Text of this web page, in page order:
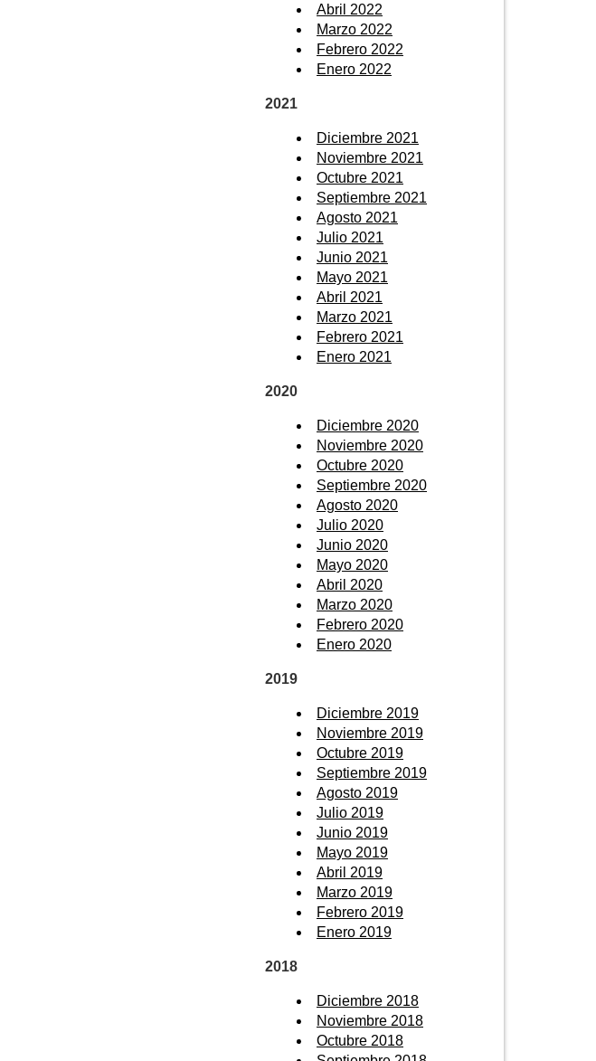
Abril 2022
Marzo 2022
Febrero 2022
Enero 2022
2021
Diciembre 2021
Noviembre 2021
Octubre 2021
Septiembre 2021
Agosto 2021
Julio 2021
Junio 2021
Mayo 2021
Abril 2021
Marzo 2021
Febrero 2021
Enero 2021
2020
Diciembre 2020
Noviembre 2020
Octubre 2020
Septiembre 2020
Agosto 2020
Julio 2020
Junio 2020
Mayo 2020
Abril 2020
Marzo 2020
Febrero 2020
Enero 2020
2019
Diciembre 2019
Noviembre 2019
Octubre 2019
Septiembre 2019
Agosto 2019
Julio 2019
Junio 2019
Mayo 2019
Abril 2019
Marzo 2019
Febrero 2019
Enero 2019
2018
Diciembre 2018
Noviembre 2018
Octubre 2018